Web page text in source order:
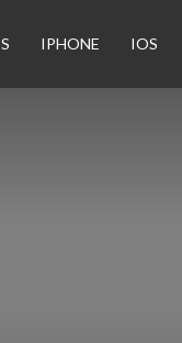
IPHONE IOS